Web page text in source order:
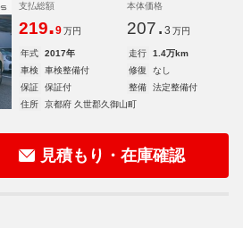
支払総額
219.9 万円
本体価格
207. 3 万円
年式 2017年 走行
1.4万km
車検
車検整備付 修復
なし
保証
保証付 整備
法定整備付
住所
京都府 久世郡久御山町
見積もり・在庫確認